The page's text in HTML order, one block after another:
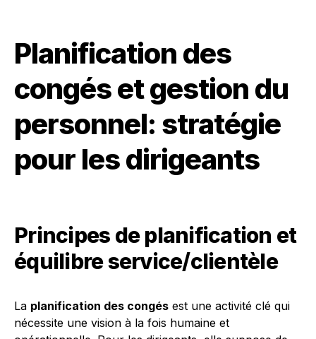
Planification des
congés et gestion du
personnel: stratégie
pour les dirigeants
Principes de planification et
équilibre service/clientèle
La planification des congés est une activité clé qui
nécessite une vision à la fois humaine et